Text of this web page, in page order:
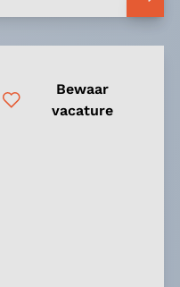
Bewaar
vacature